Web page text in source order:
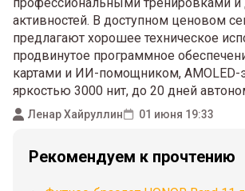
активностей. В доступном ценовом
предлагают хорошее техническое
продвинутое программное
картами и ИИ-помощником, AMOLED-
яркостью 3000 нит, до 20 дней
Ленар Хайруллин 01 июня 19:33
Рекомендуем к прочтению